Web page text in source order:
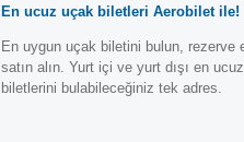
En ucuz uçak biletleri Aerobilet ile!
En uygun uçak biletini bulun, rezerve
satın alın. Yurt içi ve yurt dışı en
biletlerini bulabileceğiniz tek adres.